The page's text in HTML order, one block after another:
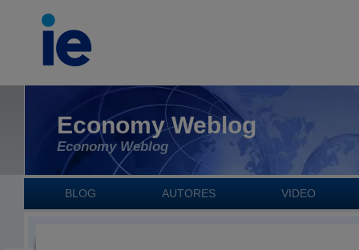
Economy Weblog
Economy Weblog
BLOG AUTORES VIDEO